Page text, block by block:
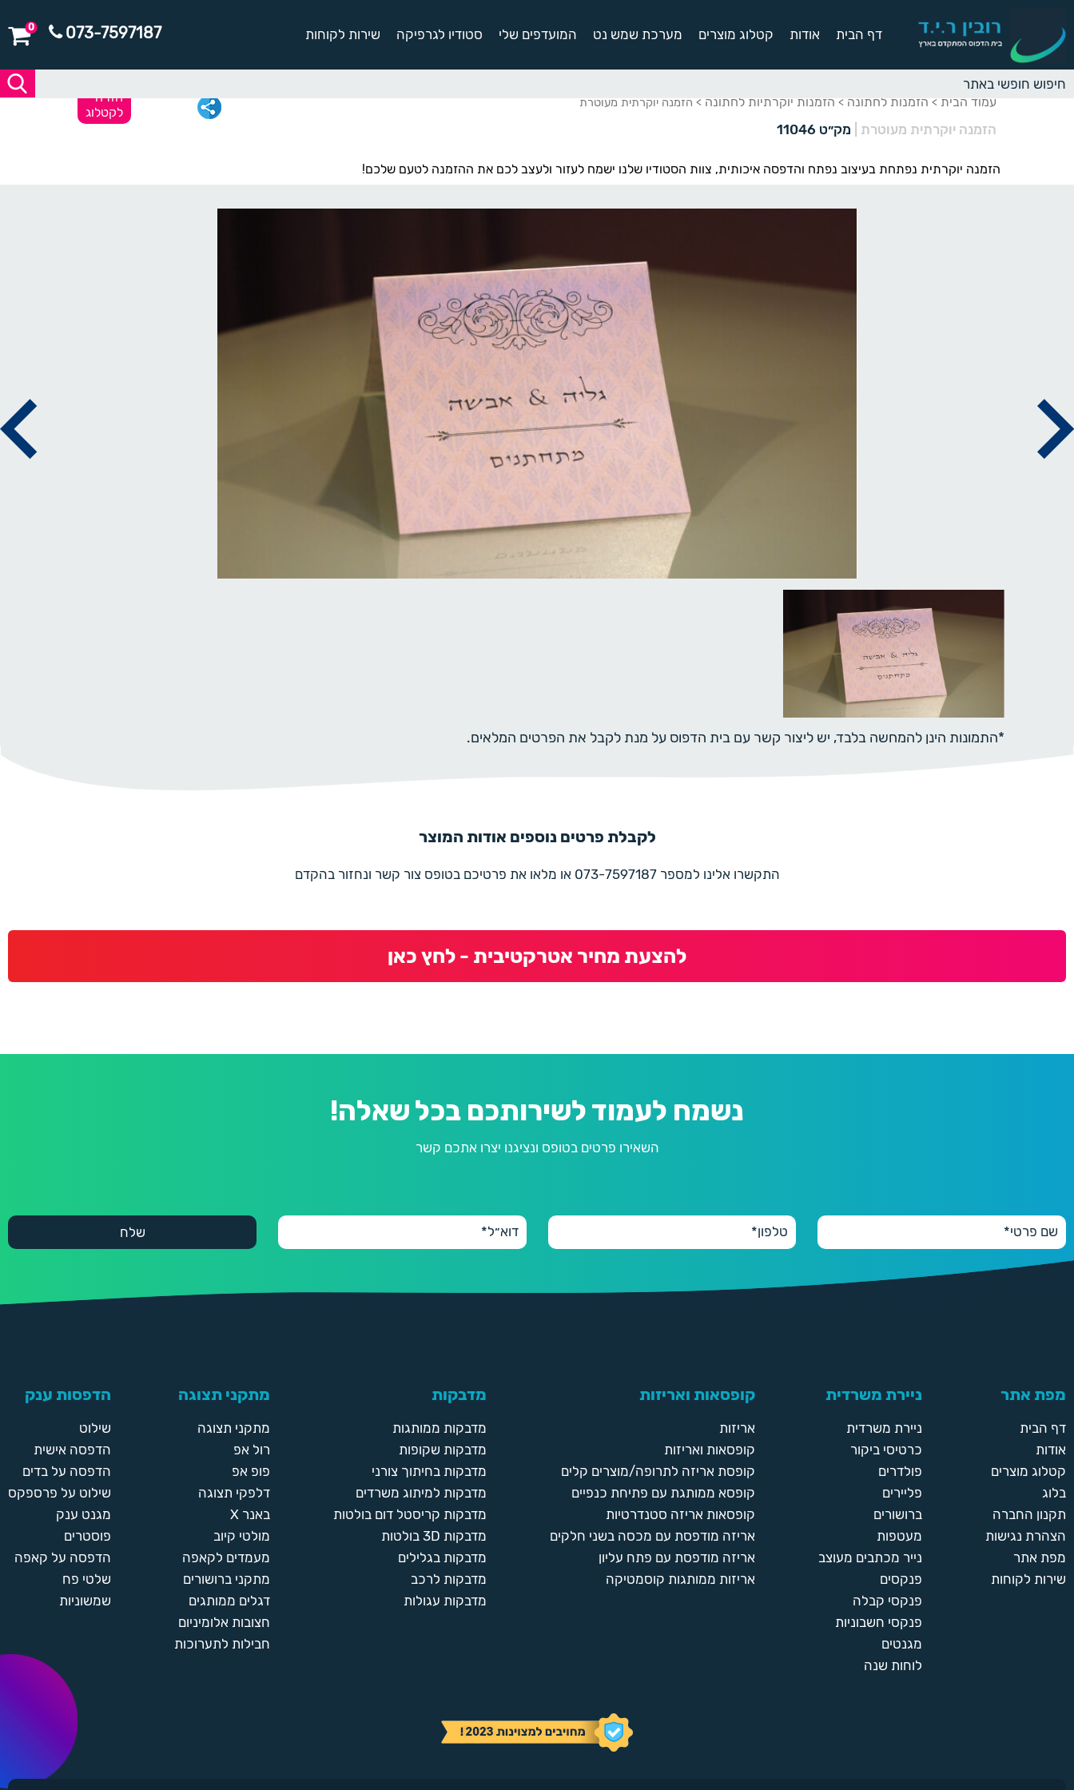
דף הבית אודות קטלוג מוצרים מערכת שמש נט המועדפים שלי סטודיו לגרפיקה שירות לקוחות 073-7597187
0
עמוד הבית > הזמנות לחתונה > הזמנות יוקרתיות לחתונה > הזמנה יוקרתית מעוטרת
הזמנה יוקרתית מעוטרת מק״ט 11046
חזרה
לקטלוג
הזמנה יוקרתית נפתחת בעיצוב נפתח והדפסה איכותית, צוות הסטודיו שלנו ישמח לעזור ולעצב לכם את ההזמנה לטעם שלכם!
*התמונות הינן להמחשה בלבד, יש ליצור קשר עם בית הדפוס על מנת לקבל את הפרטים המלאים.
לקבלת פרטים נוספים אודות המוצר
התקשרו אלינו למספר 073-7597187 או מלאו את פרטיכם בטופס צור קשר ונחזור בהקדם
להצעת מחיר אטרקטיבית - לחץ כאן
נשמח לעמוד לשירותכם בכל שאלה!
השאירו פרטים בטופס ונציגנו יצרו אתכם קשר
מפת אתר
דף הבית
אודות
קטלוג מוצרים
בלוג
תקנון החברה
הצהרת נגישות
מפת אתר
שירות לקוחות
ניירת משרדית
ניירת משרדית
כרטיסי ביקור
פולדרים
פליירים
ברושורים
מעטפות
נייר מכתבים מעוצב
פנקסים
פנקסי קבלה
פנקסי חשבוניות
מגנטים
לוחות שנה
קופסאות ואריזות
אריזות
קופסאות ואריזות
קופסת אריזה לתרופה/מוצרים קלים
קופסא ממותגת עם פתיחת כנפיים
קופסאות אריזה סטנדרטיות
אריזה מודפסת עם מכסה בשני חלקים
אריזה מודפסת עם פתח עליון
אריזות ממותגות קוסמטיקה
מדבקות
מדבקות ממותגות
מדבקות שקופות
מדבקות בחיתוך צורני
מדבקות למיתוג משרדים
מדבקות קריסטל דום בולטות
מדבקות 3D בולטות
מדבקות בגלילים
מדבקות לרכב
מדבקות עגולות
מתקני תצוגה
מתקני תצוגה
רול אפ
פופ אפ
דלפקי תצוגה
באנר X
מולטי קיוב
מעמדים לקאפה
מתקני ברושורים
דגלים ממותגים
חצובות אלומיניום
חבילות לתערוכות
הדפסות ענק
שילוט
הדפסה אישית
הדפסה על בדים
שילוט על פרספקס
מגנט ענק
פוסטרים
הדפסה על קאפה
שלטי פח
שמשוניות